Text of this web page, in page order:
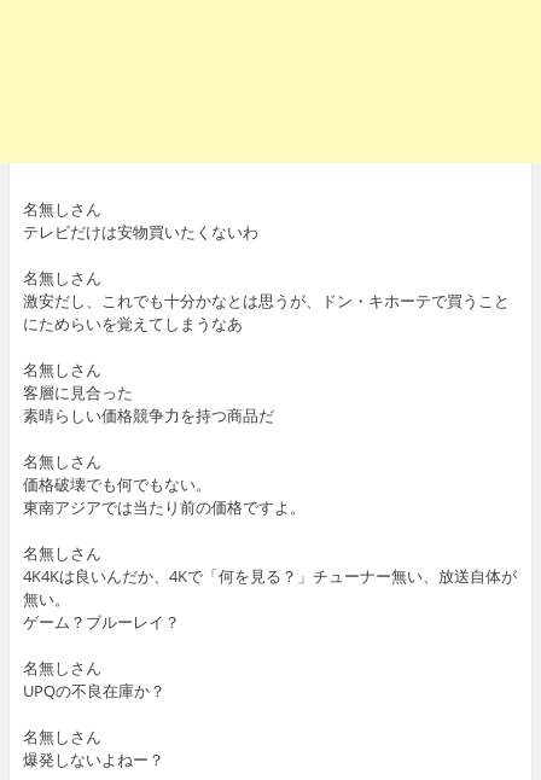
名無しさん
テレビだけは安物買いたくないわ
名無しさん
激安だし、これでも十分かなとは思うが、ドン・キホーテで買うこと
にためらいを覚えてしまうなあ
名無しさん
客層に見合った
素晴らしい価格競争力を持つ商品だ
名無しさん
価格破壊でも何でもない。
東南アジアでは当たり前の価格ですよ。
名無しさん
4K4Kは良いんだか、4Kで「何を見る？」チューナー無い、放送自体が
無い。
ゲーム？ブルーレイ？
名無しさん
UPQの不良在庫か？
名無しさん
爆発しないよねー？